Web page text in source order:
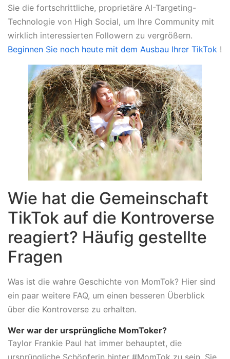
Sie die fortschrittliche, proprietäre AI-Targeting-
Technologie von High Social, um Ihre Community mit
wirklich interessierten Followern zu vergrößern.
Beginnen Sie noch heute mit dem Ausbau Ihrer TikTok !
Wie hat die Gemeinschaft
TikTok auf die Kontroverse
reagiert? Häufig gestellte
Fragen
Was ist die wahre Geschichte von MomTok? Hier sind
ein paar weitere FAQ, um einen besseren Überblick
über die Kontroverse zu erhalten.
Wer war der ursprüngliche MomToker?
Taylor Frankie Paul hat immer behauptet, die
ursprüngliche Schöpferin hinter #MomTok zu sein. Sie